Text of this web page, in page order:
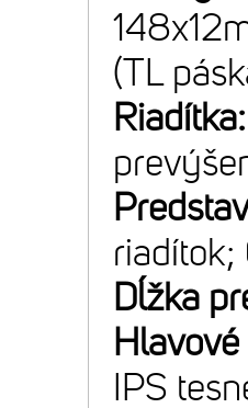
(TL
riadítok;
Dĺžka
IPS